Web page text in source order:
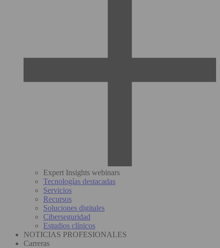
Expert Insights webinars
Tecnologías destacadas
Servicios
Recursos
Soluciones digitales
Ciberseguridad
Estudios clínicos
NOTICIAS PROFESIONALES
Carreras